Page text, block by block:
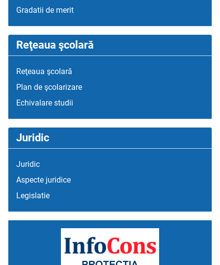
Gradatii de merit
Reţeaua şcolară
Reţeaua şcolară
Plan de şcolarizare
Echivalare studii
Juridic
Juridic
Aspecte juridice
Legislatie